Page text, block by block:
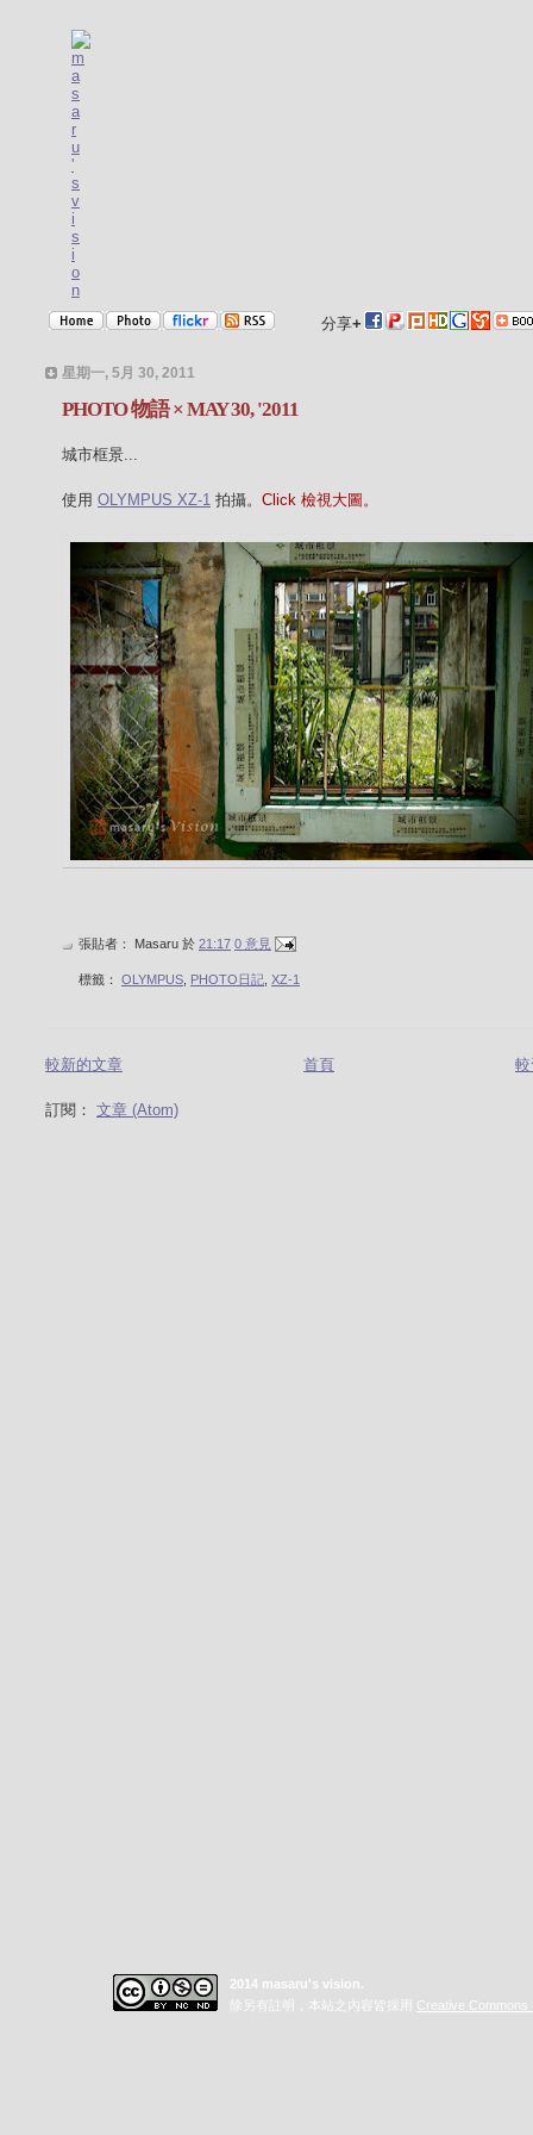
分享+
星期一, 5月 30, 2011
PHOTO 物語 × MAY 30, '2011
城市框景...
使用 OLYMPUS XZ-1 拍攝。 Click 檢視大圖。
張貼者： Masaru 於 21:17 0 意見
標籤： OLYMPUS, PHOTO日記, XZ-1
較新的文章 首頁
訂閱： 文章 (Atom)
2014 masaru's vision.
除另有註明，本站之內容皆採用 Creative Commons